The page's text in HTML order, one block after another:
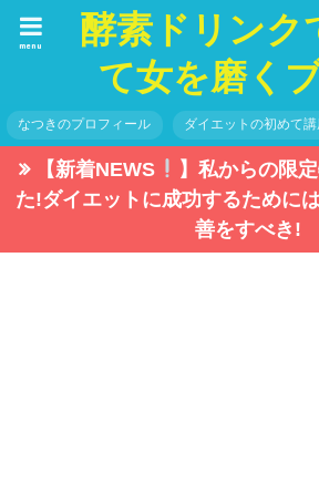
酵素ドリンク
て女を磨く
menu
なつきのプロフィール ダイエットの初めて講
【新着NEWS
】私からの限
た!ダイエットに成功するために
善をすべき!